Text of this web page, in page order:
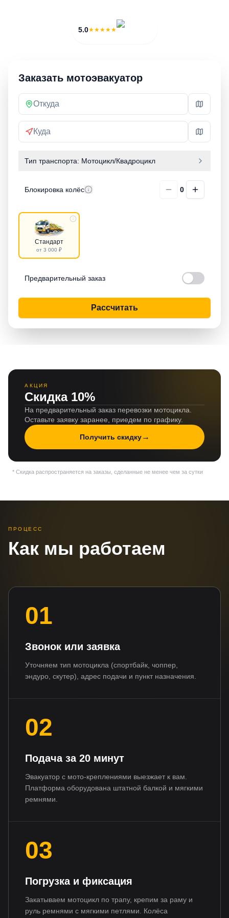
5.0★★★★★
Заказать мотоэвакуатор
Тип транспорта: Мотоцикл/Квадроцикл
Блокировка колёс 0
Стандарт
от 3 000 ₽
Предварительный заказ
Рассчитать
АКЦИЯ
Скидка 10%
На предварительный заказ перевозки мотоцикла.
Оставьте заявку заранее, приедем по графику.
Получить скидку→
* Скидка распространяется на заказы, сделанные не менее чем за сутки
ПРОЦЕСС
Как мы работаем
01
Звонок или заявка
Уточняем тип мотоцикла (спортбайк, чоппер,
эндуро, скутер), адрес подачи и пункт назначения.
02
Подача за 20 минут
Эвакуатор с мото-креплениями выезжает к вам.
Платформа оборудована штатной балкой и мягкими
ремнями.
03
Погрузка и фиксация
Закатываем мотоцикл по трапу, крепим за раму и
руль ремнями с мягкими петлями. Колёса